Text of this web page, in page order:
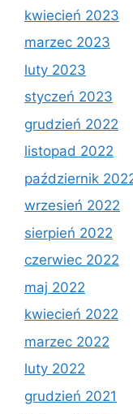
kwiecień 2023
marzec 2023
luty 2023
styczeń 2023
grudzień 2022
listopad 2022
październik
wrzesień 2022
sierpień 2022
czerwiec 2022
maj 2022
kwiecień 2022
marzec 2022
luty 2022
grudzień 2021